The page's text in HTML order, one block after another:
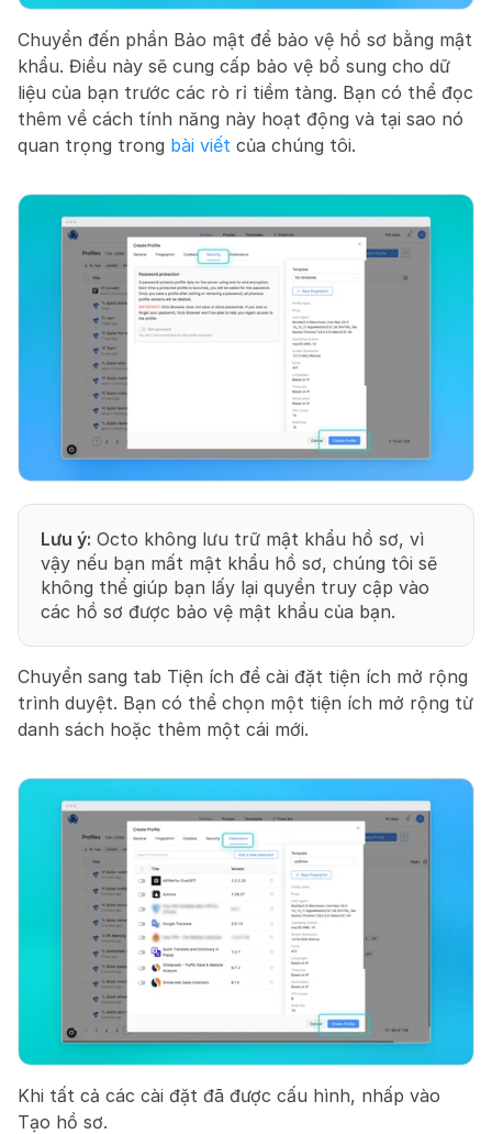
Chuyển đến phần Bảo mật để bảo vệ hồ sơ bằng mật
khẩu. Điều này sẽ cung cấp bảo vệ bổ sung cho dữ
liệu của bạn trước các rò rỉ tiềm tàng. Bạn có thể đọc
thêm về cách tính năng này hoạt động và tại sao nó
quan trọng trong bài viết của chúng tôi.
Lưu ý: Octo không lưu trữ mật khẩu hồ sơ, vì
vậy nếu bạn mất mật khẩu hồ sơ, chúng tôi sẽ
không thể giúp bạn lấy lại quyền truy cập vào
các hồ sơ được bảo vệ mật khẩu của bạn.
Chuyển sang tab Tiện ích để cài đặt tiện ích mở rộng
trình duyệt. Bạn có thể chọn một tiện ích mở rộng từ
danh sách hoặc thêm một cái mới.
Khi tất cả các cài đặt đã được cấu hình, nhấp vào
Tạo hồ sơ.